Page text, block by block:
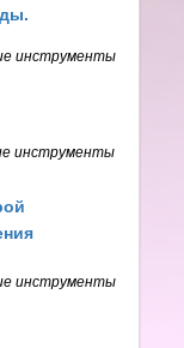
инструменты
инструменты
инструменты